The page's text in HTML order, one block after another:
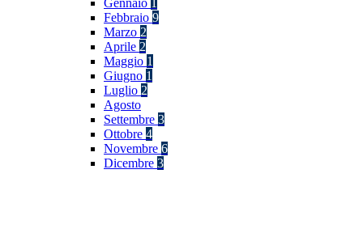
Gennaio 1
Febbraio 9
Marzo 2
Aprile 2
Maggio 1
Giugno 1
Luglio 2
Agosto
Settembre 3
Ottobre 4
Novembre 6
Dicembre 3